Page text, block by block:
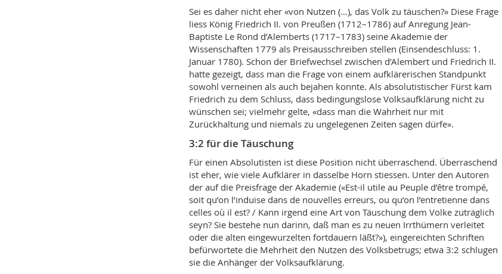
Sei es daher nicht eher «von Nutzen (…), das Volk zu täuschen?» Diese Frage
liess König Friedrich II. von Preußen (1712–1786) auf Anregung Jean-
Baptiste Le Rond d’Alemberts (1717–1783) seine Akademie der
Wissenschaften 1779 als Preisausschreiben stellen (Einsendeschluss: 1.
Januar 1780). Schon der Briefwechsel zwischen d’Alembert und Friedrich II.
hatte gezeigt, dass man die Frage von einem aufklärerischen Standpunkt
sowohl verneinen als auch bejahen konnte. Als absolutistischer Fürst kam
Friedrich zu dem Schluss, dass bedingungslose Volksaufklärung nicht zu
wünschen sei; vielmehr gelte, «dass man die Wahrheit nur mit
Zurückhaltung und niemals zu ungelegenen Zeiten sagen dürfe».
3:2 für die Täuschung
Für einen Absolutisten ist diese Position nicht überraschend. Überraschend
ist eher, wie viele Aufklärer in dasselbe Horn stiessen. Unter den Autoren
der auf die Preisfrage der Akademie («Est-il utile au Peuple d’être trompé,
soit qu’on l’induise dans de nouvelles erreurs, ou qu’on l’entretienne dans
celles où il est? / Kann irgend eine Art von Täuschung dem Volke zuträglich
seyn? Sie bestehe nun darinn, daß man es zu neuen Irrthümern verleitet
oder die alten eingewurzelten fortdauern läßt?»), eingereichten Schriften
befürwortete die Mehrheit den Nutzen des Volksbetrugs; etwa 3:2 schlugen
sie die Anhänger der Volksaufklärung.